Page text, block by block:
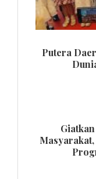
Putera